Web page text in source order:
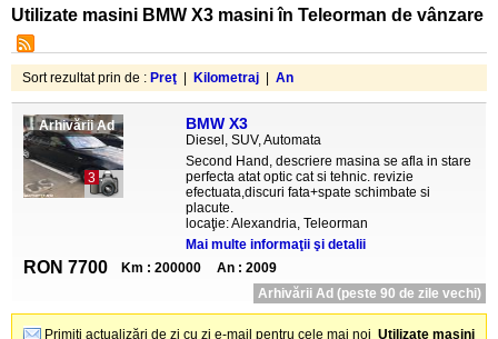
Utilizate masini BMW X3 masini în Teleorman de vânzare
Sort rezultat prin de : Preţ Kilometraj An
Arhivării Ad
3
BMW X3
Diesel, SUV, Automata
Second Hand, descriere masina se afla in stare
perfecta atat optic cat si tehnic. revizie
efectuata,discuri fata+spate schimbate si
placute.
locaţie: Alexandria, Teleorman
Mai multe informaţii şi detalii
RON 7700 Km : 200000
An : 2009
Arhivării Ad (peste 90 de zile vechi)
Primiţi actualizări de zi cu zi e-mail pentru cele mai noi Utilizate masini